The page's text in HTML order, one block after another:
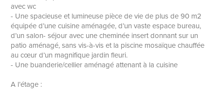
avec wc
- Une spacieuse et lumineuse pièce de vie de plus de 90 m2
équipée d’une cuisine aménagée, d’un vaste espace bureau,
d’un salon- séjour avec une cheminée insert donnant sur un
patio aménagé, sans vis-à-vis et la piscine mosaïque chauffée
au cœur d’un magnifique jardin fleuri.
- Une buanderie/cellier aménagé attenant à la cuisine
A l’étage :